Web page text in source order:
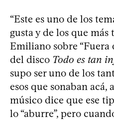
“Este es uno de los
gusta y de los que más
Emiliano sobre “Fuera
del disco Todo es tan
supo ser uno de los
esos que sonaban acá,
músico dice que ese
lo “aburre”, pero